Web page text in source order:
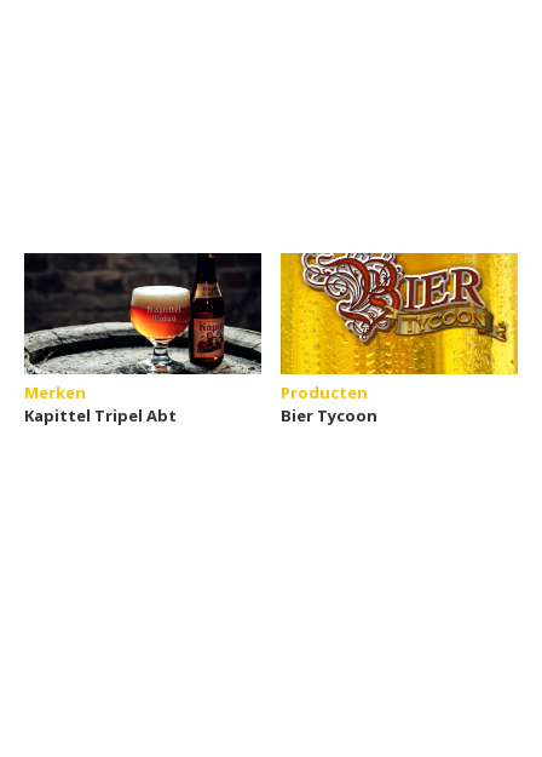
Merken
Kapittel Tripel Abt
Producten
Bier Tycoon